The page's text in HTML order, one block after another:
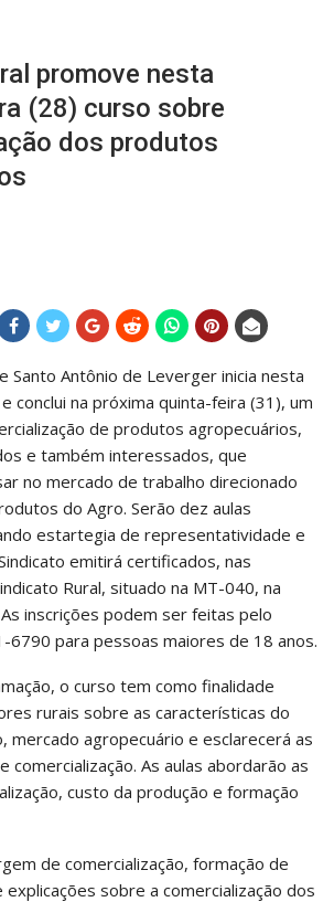
promove nesta
(28) curso sobre
dos produtos
Santo Antônio de Leverger inicia nesta
conclui na próxima quinta-feira (31), um
de produtos agropecuários,
e também interessados, que
no mercado de trabalho direcionado
do Agro. Serão dez aulas
estartegia de representatividade e
emitirá certificados, nas
Rural, situado na MT-040, na
inscrições podem ser feitas pelo
6790 para pessoas maiores de 18 anos.
o curso tem como finalidade
rurais sobre as características do
mercado agropecuário e esclarecerá as
comercialização. As aulas abordarão as
custo da produção e formação
de comercialização, formação de
sobre a comercialização dos